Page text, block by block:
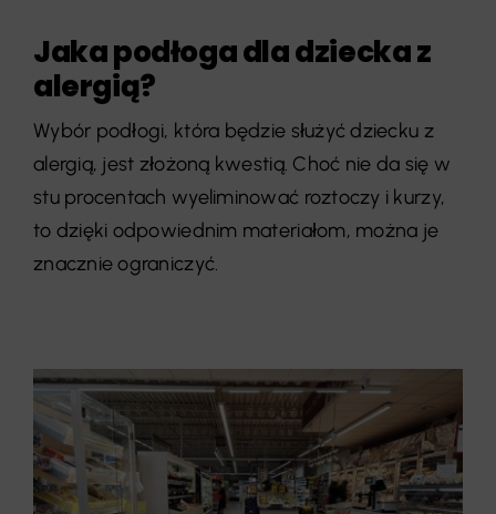
Jaka podłoga dla dziecka z
alergią?
Wybór podłogi, która będzie służyć dziecku z
alergią, jest złożoną kwestią. Choć nie da się w
stu procentach wyeliminować roztoczy i kurzy,
to dzięki odpowiednim materiałom, można je
znacznie ograniczyć.